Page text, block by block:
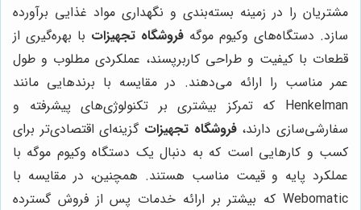
مشتریان را در زمینه بسته‌بندی و نگهداری مواد غذایی برآورده
سازد. دستگاه‌های وکیوم موگه فروشگاه تجهیزات با بهره‌گیری از
قطعات با کیفیت و طراحی کاربرپسند، عملکردی مطلوب و طول
عمر مناسب را ارائه می‌دهند. در مقایسه با برندهایی مانند
Henkelman که تمرکز بیشتری بر تکنولوژی‌های پیشرفته و
سفارشی‌سازی دارند،فروشگاه تجهیزات گزینه‌ای اقتصادی‌تر برای
کسب و کارهایی است که به دنبال یک دستگاه وکیوم موگه با
عملکرد پایه و قیمت مناسب هستند. همچنین، در مقایسه با
Webomatic که بیشتر بر ارائه خدمات پس از فروش گسترده